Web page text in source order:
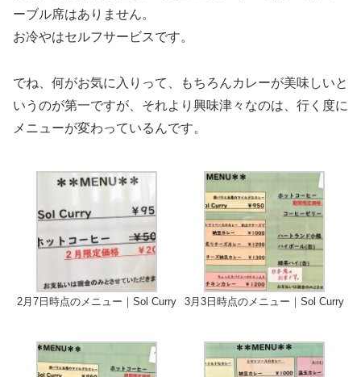
ーブル席はありません。
お冷やはセルフサービスです。
でね、何がお気に入りって、もちろんカレーが美味しいと
いうのが第一ですが、それより興味津々なのは、行く度に
メニューが変わっているんです。
2月7日時点のメニュー｜Sol Curry 3月3日時点のメニュー｜Sol Curry